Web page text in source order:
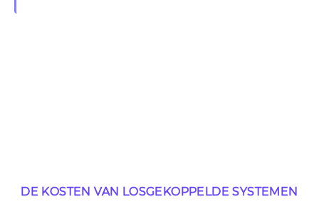
DE KOSTEN VAN LOSGEKOPPELDE SYSTEMEN